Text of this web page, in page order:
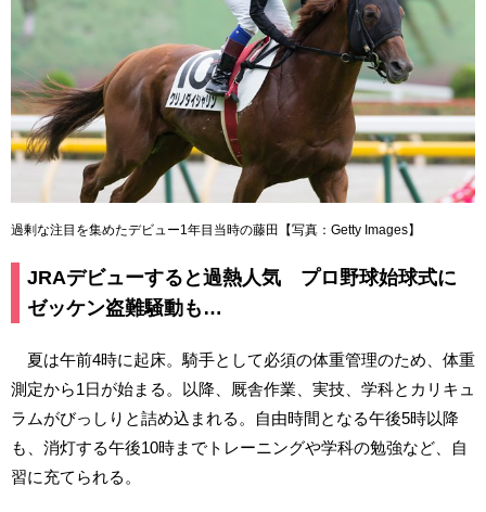
過剰な注目を集めたデビュー1年目当時の藤田【写真：Getty Images】
JRAデビューすると過熱人気 プロ野球始球式に
ゼッケン盗難騒動も…
夏は午前4時に起床。騎手として必須の体重管理のため、体重
測定から1日が始まる。以降、厩舎作業、実技、学科とカリキュ
ラムがびっしりと詰め込まれる。自由時間となる午後5時以降
も、消灯する午後10時までトレーニングや学科の勉強など、自
習に充てられる。